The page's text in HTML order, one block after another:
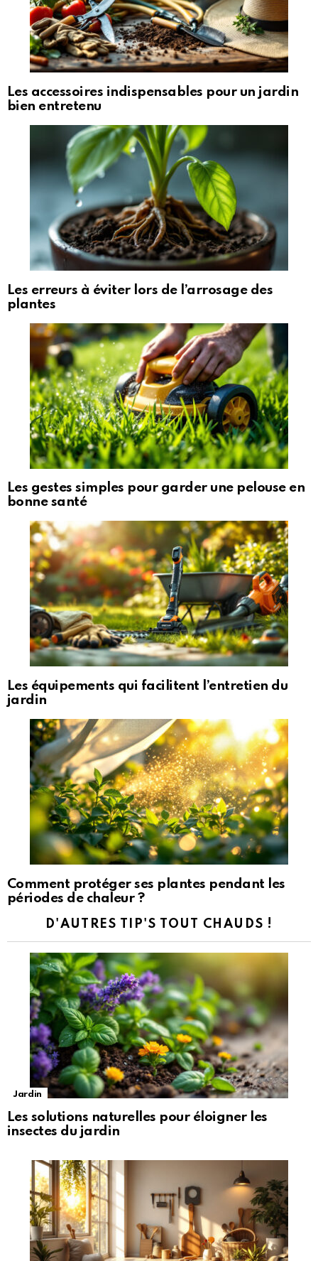
Les accessoires indispensables pour un jardin
bien entretenu
Les erreurs à éviter lors de l’arrosage des
plantes
Les gestes simples pour garder une pelouse en
bonne santé
Les équipements qui facilitent l’entretien du
jardin
Comment protéger ses plantes pendant les
périodes de chaleur ?
D'AUTRES TIP'S TOUT CHAUDS !
Jardin
Les solutions naturelles pour éloigner les
insectes du jardin